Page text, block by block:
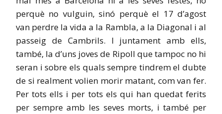
perquè no vulguin, sinó perquè el 17 d’agost
van perdre la vida a la Rambla, a la Diagonal i al
passeig de Cambrils. I juntament amb ells,
també, la d’uns joves de Ripoll que tampoc no hi
seran i sobre els quals sempre tindrem el dubte
de si realment volien morir matant, com van fer.
Per tots ells i per tots els qui han quedat ferits
per sempre amb les seves morts, i també per